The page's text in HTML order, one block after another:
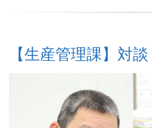
【生産管理課】対談